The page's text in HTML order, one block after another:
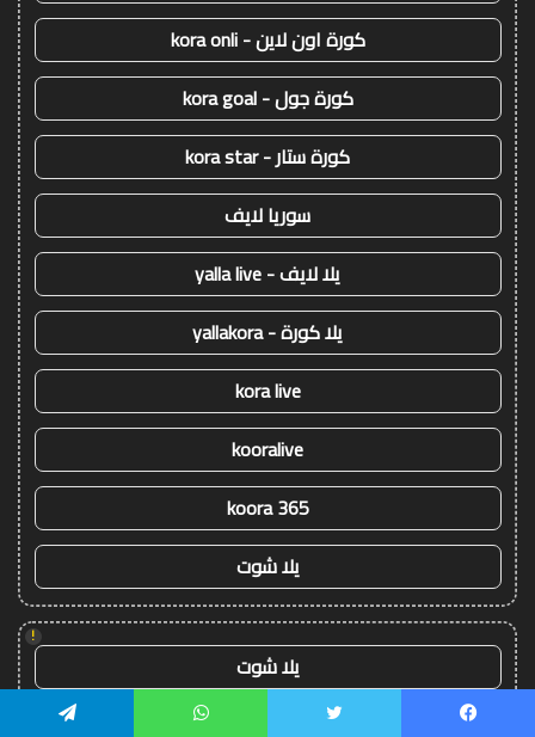
كورة اون لاين - kora onli
كورة جول - kora goal
كورة ستار - kora star
سوريا لايف
يلا لايف - yalla live
يلا كورة - yallakora
kora live
kooralive
koora 365
يلا شوت
!
يلا شوت
كورة ستار - koora-star